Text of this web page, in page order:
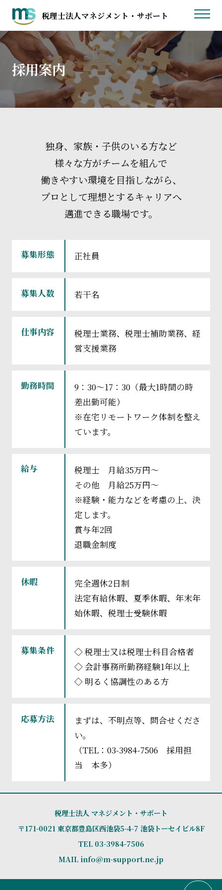
税理士法人マネジメント・サポート
トップページ
サービス
事務所案内
採用案内
採用案内
独身、家族・子供のいる方など
様々な方がチームを組んで
働きやすい環境を目指しながら、
プロとして理想とするキャリアへ
邁進できる職場です。
募集形態 正社員
募集人数 若干名
仕事内容
税理士業務、税理士補助業務、経
営支援業務
勤務時間
9：30～17：30（最大1時間の時
差出勤可能）
※在宅リモートワーク体制を整え
ています。
給与
税理士 月給35万円～
その他 月給25万円～
※経験・能力などを考慮の上、決
定します。
賞与年2回
退職金制度
休暇
完全週休2日制
法定有給休暇、夏季休暇、年末年
始休暇、税理士受験休暇
募集条件
◇ 税理士又は税理士科目合格者
◇ 会計事務所勤務経験1年以上
◇ 明るく協調性のある方
応募方法
まずは、不明点等、問合せくださ
い。
（TEL：03-3984-7506 採用担
当 本多）
税理士法人 マネジメント・サポート
〒171-0021 東京都豊島区西池袋5-4-7 池袋トーセイビル8F
TEL 03-3984-7506
MAIL info@m-support.ne.jp